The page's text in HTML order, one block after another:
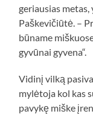
geriausias metas,
Paškevičiūtė. –
būname
gyvūnai gyvena“.
Vidinį vilką
mylėtoja kol kas
pavykę miške